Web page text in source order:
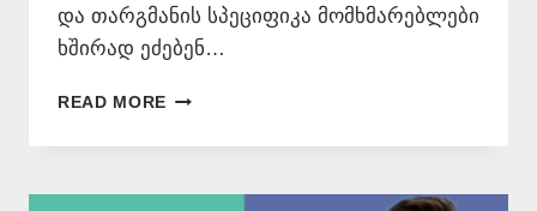
და თარგმანის სპეციფიკა მომხმარებლები
ხშირად ეძებენ…
READ MORE ᲗᲐᲠᲯᲘᲛᲐᲜᲘ
577
577